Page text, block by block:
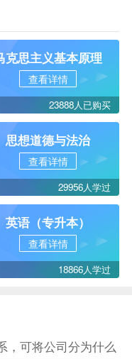
克思主义基本原理
查看详情
23888人已购买
思想道德与法治
查看详情
29956人学过
英语（专升本）
查看详情
18866人学过
，可将公司分为什么